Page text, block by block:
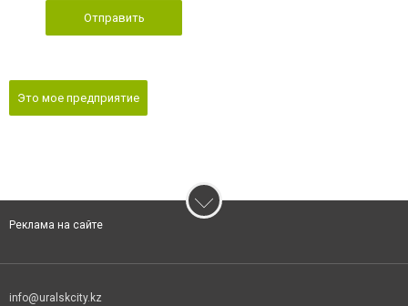
Отправить
Это мое предприятие
Реклама на сайте
info@uralskcity.kz